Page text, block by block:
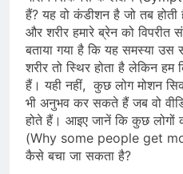
हैं? यह वो कंडीशन है जो तब
और शरीर हमारे ब्रेन को
बताया गया है कि यह समस्या उस
शरीर तो स्थिर होता है लेकिन हम
हैं। यही नहीं, कुछ लोग मोशन
भी अनुभव कर सकते हैं जब वो
होते हैं। आइए जानें कि कुछ लोगों
(Why some people get
कैसे बचा जा सकता है?